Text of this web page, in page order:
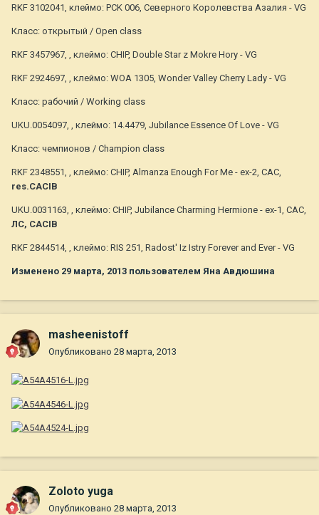
RKF 3102041, клеймо: PCK 006, Северного Королевства Азалия - VG
Класс: открытый / Open class
RKF 3457967, , клеймо: CHIP, Double Star z Mokre Hory - VG
RKF 2924697, , клеймо: WOA 1305, Wonder Valley Cherry Lady - VG
Класс: рабочий / Working class
UKU.0054097, , клеймо: 14.4479, Jubilance Essence Of Love - VG
Класс: чемпионов / Champion class
RKF 2348551, , клеймо: CHIP, Almanza Enough For Me - ex-2, CAC,
res.CACIB
UKU.0031163, , клеймо: CHIP, Jubilance Charming Hermione - ex-1, CAC,
ЛС, CACIB
RKF 2844514, , клеймо: RIS 251, Radost' Iz Istry Forever and Ever - VG
Изменено 29 марта, 2013 пользователем Яна Авдюшина
masheenistoff
Опубликовано 28 марта, 2013
Zoloto yuga
Опубликовано 28 марта, 2013